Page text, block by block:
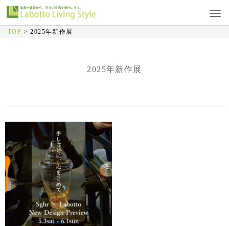
TOP >2025年新作展
2025年新作展